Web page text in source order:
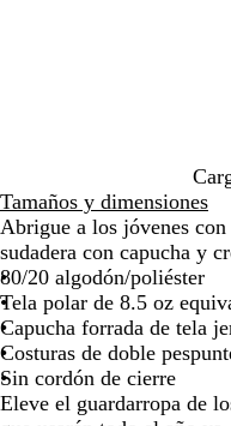
o
p
e
a
d
o
a
d
o
Tamaños y dimensiones
Abrigue a los jóvenes
sudadera con capucha y
80/20 algodón/poliéster
Tela polar de 8.5 oz
Capucha forrada de tela
Costuras de doble
Sin cordón de cierre
Eleve el guardarropa de